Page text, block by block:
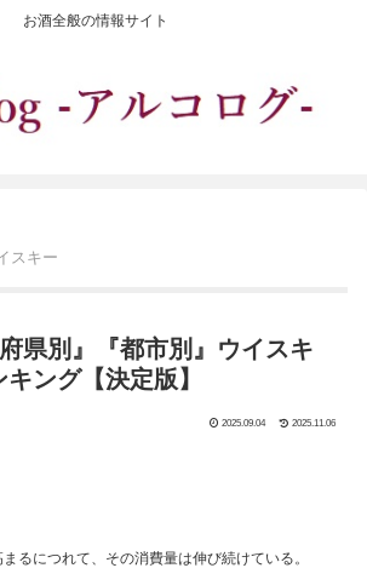
お酒全般の情報サイト
スキー
県別』『都市別』ウイスキ
ング【決定版】
2025.09.04 2025.11.06
るにつれて、その消費量は伸び続けている。